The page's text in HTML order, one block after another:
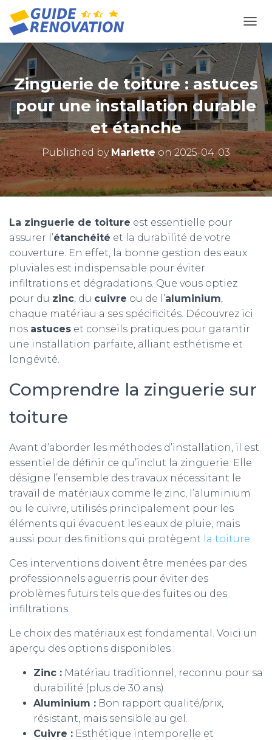
Zinguerie de toiture : astuces
pour une installation durable
et étanche
Published byMariette on2025-04-03
La zinguerie de toiture est essentielle pour
assurer l’étanchéité et la durabilité de votre
couverture. En effet, la bonne gestion des eaux
pluviales est indispensable pour éviter
infiltrations et dégradations. Que vous optiez
pour du zinc, du cuivre ou de l’aluminium,
chaque matériau a ses spécificités. Découvrez ici
nos astuces et conseils pratiques pour garantir
une installation parfaite, alliant esthétisme et
longévité.
Comprendre la zinguerie sur
toiture
Avant d’aborder les méthodes d’installation, il est
essentiel de définir ce qu’inclut la zinguerie. Elle
désigne l’ensemble des travaux nécessitant le
travail de matériaux comme le zinc, l’aluminium
ou le cuivre, utilisés principalement pour les
éléments qui évacuent les eaux de pluie, mais
aussi pour des finitions qui protègent la toiture.
Ces interventions doivent être menées par des
professionnels aguerris pour éviter des
problèmes futurs tels que des fuites ou des
infiltrations.
Le choix des matériaux est fondamental. Voici un
aperçu des options disponibles :
Zinc : Matériau traditionnel, reconnu pour sa
durabilité (plus de 30 ans).
Aluminium : Bon rapport qualité/prix,
résistant, mais sensible au gel.
Cuivre : Esthétique intemporelle et